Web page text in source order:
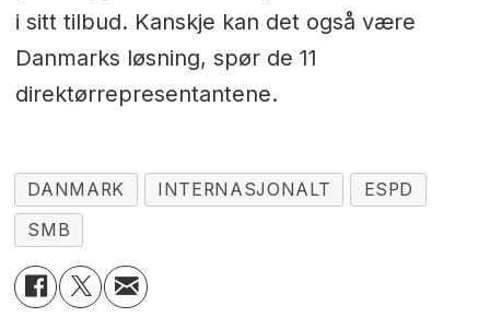
i sitt tilbud. Kanskje kan det også være
Danmarks løsning, spør de 11
direktørrepresentantene.
DANMARK INTERNASJONALT
ESPD
SMB